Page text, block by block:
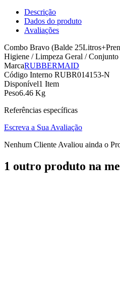
Descrição
Dados do produto
Avaliações
Combo Bravo (Balde
Higiene / Limpeza Geral /
MarcaRUBBERMAID
Código Interno RUBR014153-N
Disponível1 Item
Peso6.46 Kg
Referências específicas
Escreva a Sua Avaliação
Nenhum Cliente Avaliou ainda o
1 outro produto na